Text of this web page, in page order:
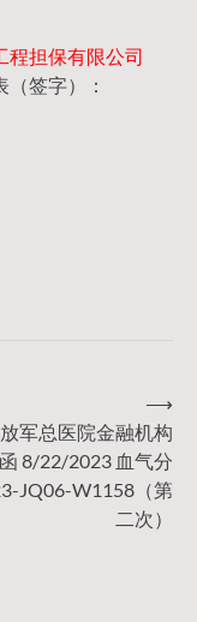
程担保有限公司
签字）：
军总医院金融机构
8/22/2023 血气分
JQ06-W1158（第
二次）
⟶